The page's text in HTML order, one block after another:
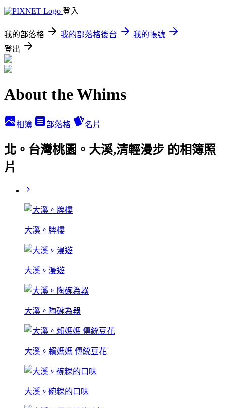
登入
我的部落格 我的部落格後台
我的帳號
登出
About the Whims
相簿 部落格 名片
北。台灣桃園。大溪,清輕漫步 的相簿照
片
大溪。牌樓
大溪。漫遊
大溪。陶碗為器
大溪。賴媽媽 傳統豆花
大溪。碗粿的口味